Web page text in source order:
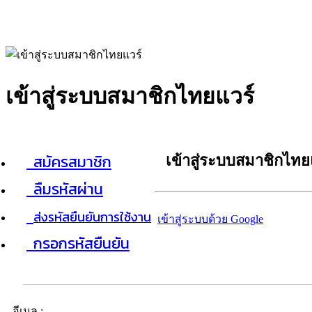
เข้าสู่ระบบสมาชิกไทยแวร์
สมัครสมาชิก
ลืมรหัสผ่าน
ส่งรหัสยืนยันการใช้งาน
กรอกรหัสยืนยัน
เข้าสู่ระบบสมาชิกไท
เข้าสู่ระบบด้วย Google